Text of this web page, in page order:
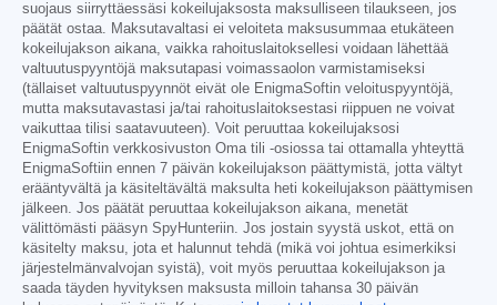
suojaus siirryttäessäsi kokeilujaksosta maksulliseen tilaukseen, jos
päätät ostaa. Maksutavaltasi ei veloiteta maksusummaa etukäteen
kokeilujakson aikana, vaikka rahoituslaitoksellesi voidaan lähettää
valtuutuspyyntöjä maksutapasi voimassaolon varmistamiseksi
(tällaiset valtuutuspyynnöt eivät ole EnigmaSoftin veloituspyyntöjä,
mutta maksutavastasi ja/tai rahoituslaitoksestasi riippuen ne voivat
vaikuttaa tilisi saatavuuteen). Voit peruuttaa kokeilujaksosi
EnigmaSoftin verkkosivuston Oma tili -osiossa tai ottamalla yhteyttä
EnigmaSoftiin ennen 7 päivän kokeilujakson päättymistä, jotta vältyt
erääntyvältä ja käsiteltävältä maksulta heti kokeilujakson päättymisen
jälkeen. Jos päätät peruuttaa kokeilujakson aikana, menetät
välittömästi pääsyn SpyHunteriin. Jos jostain syystä uskot, että on
käsitelty maksu, jota et halunnut tehdä (mikä voi johtua esimerkiksi
järjestelmänvalvojan syistä), voit myös peruuttaa kokeilujakson ja
saada täyden hyvityksen maksusta milloin tahansa 30 päivän